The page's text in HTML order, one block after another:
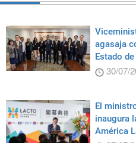
agasaja
Estado
30/07/
El
inaugura
América